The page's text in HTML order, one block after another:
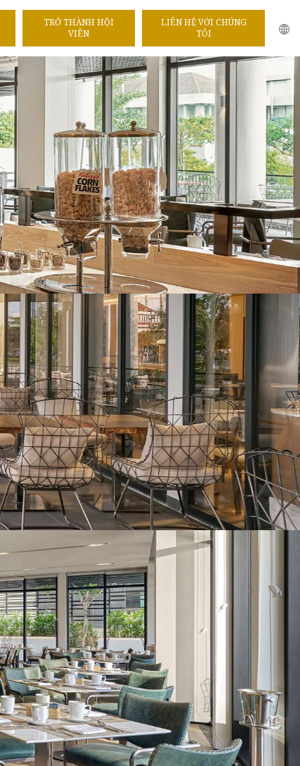
TRỞ THÀNH HỘI
VIÊN
LIÊN HỆ VỚI CHÚNG
TÔI